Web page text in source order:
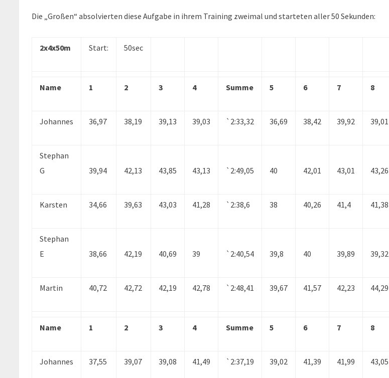
Die „Großen“ absolvierten diese Aufgabe in ihrem Training zweimal und starteten aller 50 Sekunden:
2x4x50m Start: 50sec
Name 1 2 3 4 Summe 5 6 7 8
Johannes 36,97 38,19 39,13 39,03 `2:33,32 36,69 38,42 39,92 39,01
Stephan
G
39,94 42,13 43,85 43,13 `2:49,05 40 42,01 43,01 43,26
Karsten 34,66 39,63 43,03 41,28 `2:38,6 38 40,26 41,4 41,38
Stephan
E
38,66 42,19 40,69 39 `2:40,54 39,8 40 39,89 39,32
Martin 40,72 42,72 42,19 42,78 `2:48,41 39,67 41,57 42,23 44,29
Name 1 2 3 4 Summe 5 6 7 8
Johannes 37,55 39,07 39,08 41,49 `2:37,19 39,02 41,39 41,99 43,05